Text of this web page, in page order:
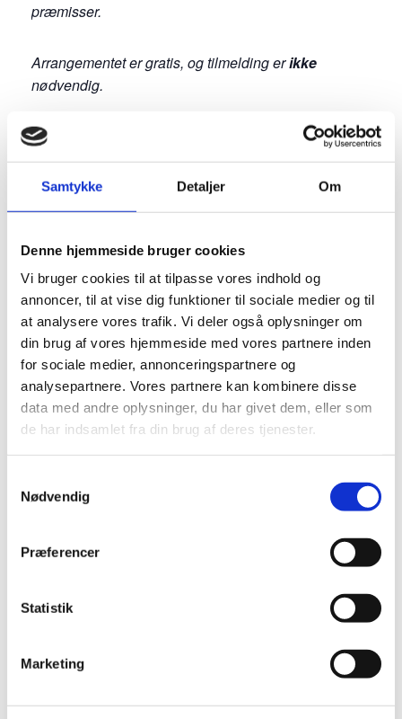
Samtykke Detaljer Om
Denne hjemmeside bruger cookies
Vi bruger cookies til at tilpasse vores indhold og
annoncer, til at vise dig funktioner til sociale medier og til
at analysere vores trafik. Vi deler også oplysninger om
din brug af vores hjemmeside med vores partnere inden
for sociale medier, annonceringspartnere og
analysepartnere. Vores partnere kan kombinere disse
data med andre oplysninger, du har givet dem, eller som
de har indsamlet fra din brug af deres tjenester.
Nødvendig
Præferencer
Statistik
Marketing
præmisser.
Arrangementet er gratis, og tilmelding erikke
nødvendig.
DETALJER
Dato:
17:00 - 19:00